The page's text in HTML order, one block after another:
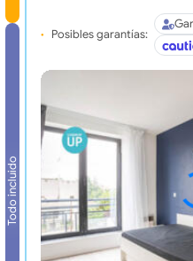
Todo incluido
Posibles garantías: